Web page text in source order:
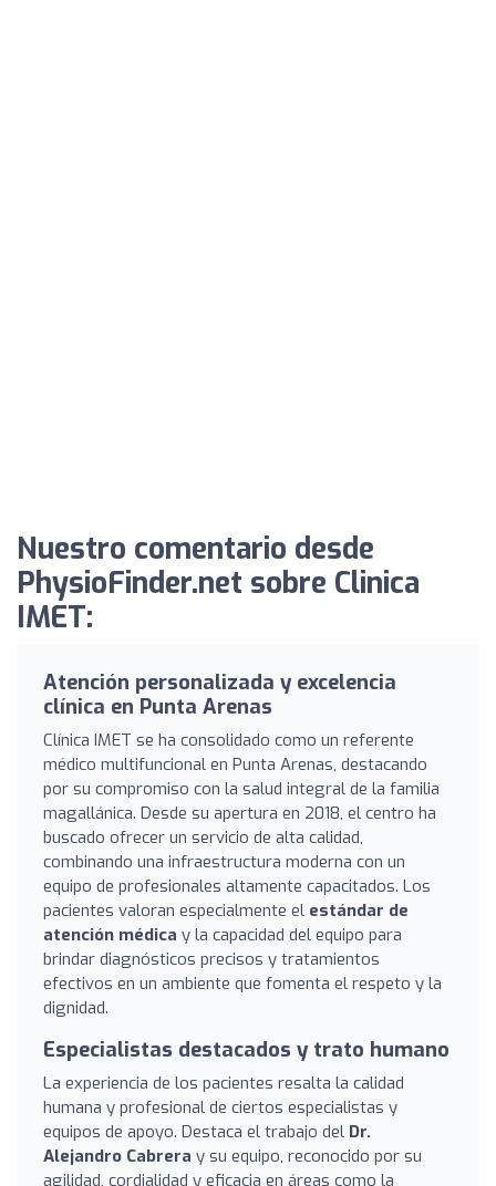
Nuestro comentario desde
PhysioFinder.net sobre Clinica
IMET:
Atención personalizada y excelencia
clínica en Punta Arenas
Clínica IMET se ha consolidado como un referente
médico multifuncional en Punta Arenas, destacando
por su compromiso con la salud integral de la familia
magallánica. Desde su apertura en 2018, el centro ha
buscado ofrecer un servicio de alta calidad,
combinando una infraestructura moderna con un
equipo de profesionales altamente capacitados. Los
pacientes valoran especialmente el estándar de
atención médica y la capacidad del equipo para
brindar diagnósticos precisos y tratamientos
efectivos en un ambiente que fomenta el respeto y la
dignidad.
Especialistas destacados y trato humano
La experiencia de los pacientes resalta la calidad
humana y profesional de ciertos especialistas y
equipos de apoyo. Destaca el trabajo del Dr.
Alejandro Cabrera y su equipo, reconocido por su
agilidad, cordialidad y eficacia en áreas como la